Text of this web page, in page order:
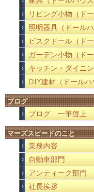
リビング小物（ド
照明器具（ドールハ
ビスクドール（ドー
ガーデン小物（ドー
キッチン・ダイニ
DIY建材（ドールハ
ブログ
ブログ 一筆啓上
マーズスピードのこと
業務内容
自動車部門
アンティーク部門
社長挨拶